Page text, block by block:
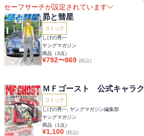
セーフサーチが設定されています
昴と彗星
コミック
しげの秀一
ヤングマガジン
商品（3点）
¥792〜869 (税込)
ＭＦゴースト 公式キャラ
コミック
しげの秀一, ヤングマガジン編集部
ヤングマガジン
商品（1 点）
¥1,100 (税込)